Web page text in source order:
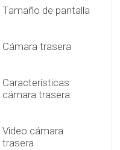
Tamaño de pantalla
Cámara trasera
Características
cámara trasera
Video cámara
trasera